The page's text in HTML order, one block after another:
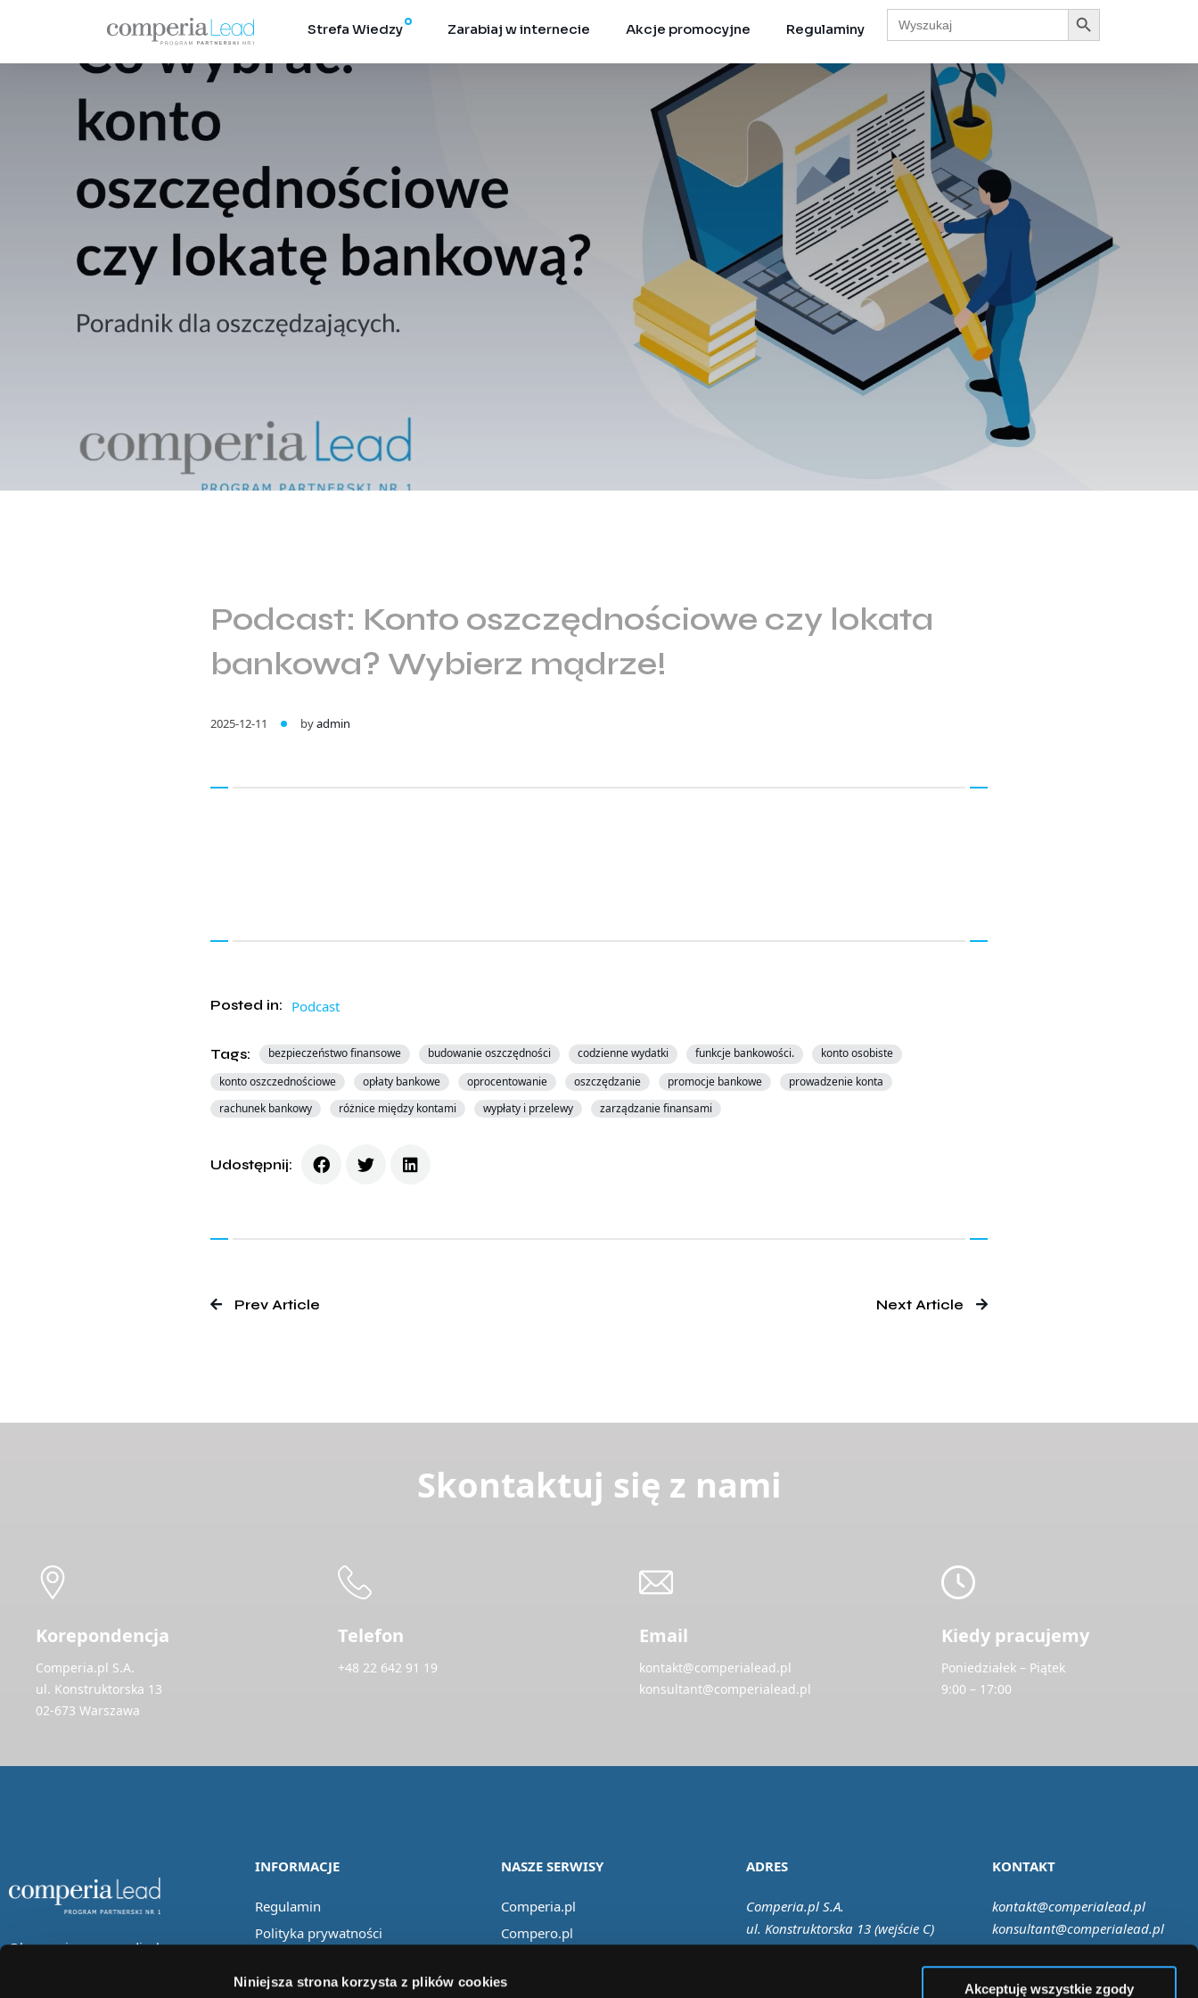
Niniejsza strona korzysta z plików cookies Akceptuję wszystkie zgody
Strefa Wiedzy Zarabiaj w internecie Akcje promocyjne Regulaminy
Search
for:
Search Button
Podcast: Konto oszczędnościowe czy lokata
bankowa? Wybierz mądrze!
2025-12-11 byadmin
Posted in: Podcast
Tags: bezpieczeństwo finansowe budowanie oszczędności codzienne wydatki funkcje bankowości.
konto osobiste
konto oszczednościowe
opłaty bankowe oprocentowanie oszczędzanie promocje bankowe
prowadzenie konta
rachunek bankowy
różnice między kontami wypłaty i przelewy zarządzanie finansami
Udostępnij:
Prev Article Next Article
Skontaktuj się z nami
Korepondencja
Comperia.pl S.A.
ul. Konstruktorska 13
02-673 Warszawa
Telefon
+48 22 642 91 19
Email
kontakt@comperialead.pl
konsultant@comperialead.pl
Kiedy pracujemy
Poniedziałek – Piątek
9:00 – 17:00
Obserwuj nas w mediach
INFORMACJE
Regulamin
Polityka prywatności
NASZE SERWISY
Comperia.pl
Compero.pl
Comperiaraty.pl
ADRES
Comperia.pl S.A.
ul. Konstruktorska 13 (wejście C)
02-673 Warszawa
KONTAKT
kontakt@comperialead.pl
konsultant@comperialead.pl